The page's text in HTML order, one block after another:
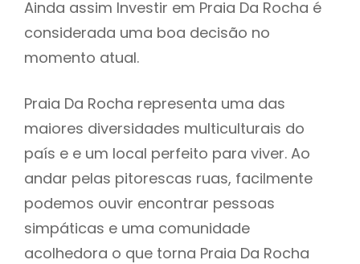
Ainda assim Investir em Praia Da Rocha é
considerada uma boa decisão no
momento atual.
Praia Da Rocha representa uma das
maiores diversidades multiculturais do
país e e um local perfeito para viver. Ao
andar pelas pitorescas ruas, facilmente
podemos ouvir encontrar pessoas
simpáticas e uma comunidade
acolhedora o que torna Praia Da Rocha